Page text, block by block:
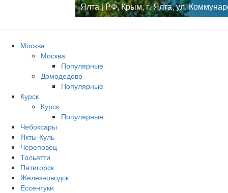
Ялта | РФ, Крым, г. Ялта, ул.
Москва
Москва
Популярные
Домодедово
Популярные
Курск
Курск
Популярные
Чебоксары
Якты-Куль
Череповец
Тольятти
Пятигорск
Железноводск
Ессентуки